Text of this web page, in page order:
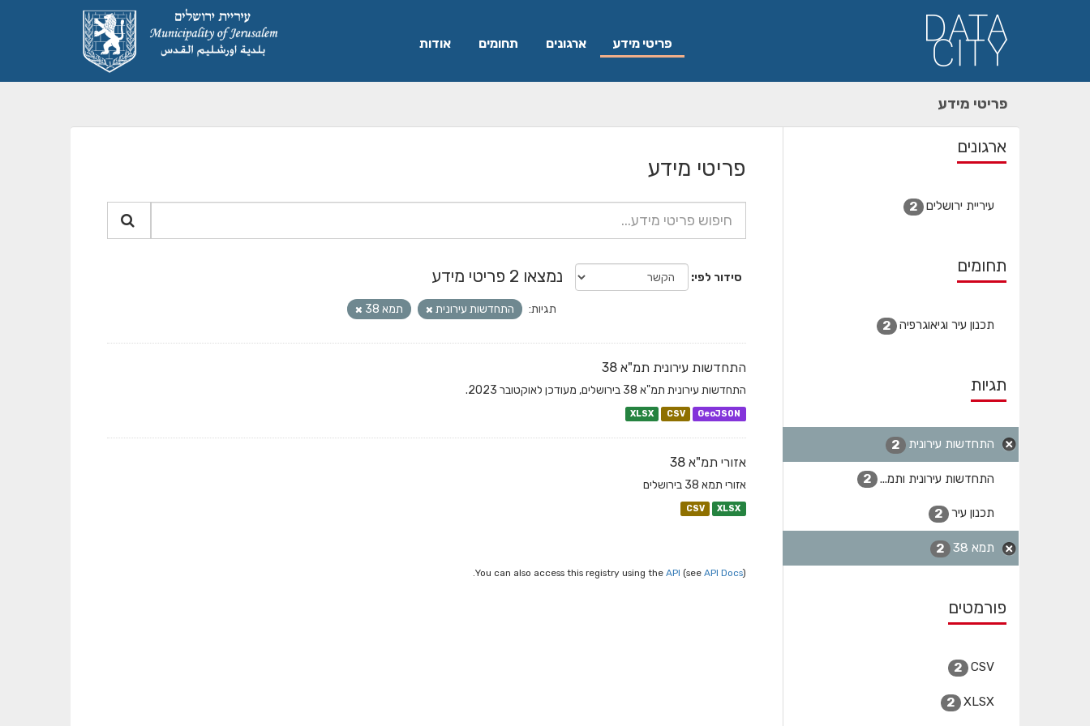
פריטי מידע ארגונים תחומים אודות
פריטי מידע
ארגונים
עיריית ירושלים 2
תחומים
תכנון עיר וגיאוגרפיה 2
תגיות
התחדשות עירונית 2
התחדשות עירונית ותמ... 2
תכנון עיר 2
תמא 38 2
פורמטים
CSV
2
XLSX
2
פריטי מידע
סידור לפי נמצאו 2 פריטי מידע
תגיות: התחדשות עירונית תמא 38
התחדשות עירונית תמ"א 38
התחדשות עירונית תמ"א 38 בירושלים, מעודכן לאוקטובר 2023.
XLSX CSV GeoJSON
אזורי תמ"א 38
אזורי תמא 38 בירושלים
CSV XLSX
You can also access this registry using the API (see API Docs).